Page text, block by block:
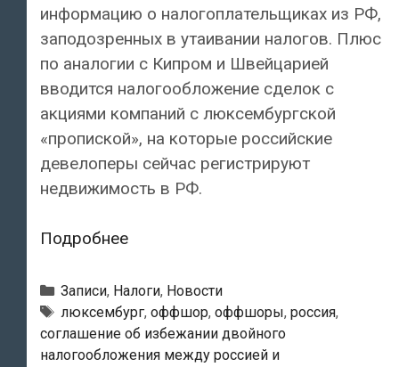
информацию о налогоплательщиках из РФ,
заподозренных в утаивании налогов. Плюс
по аналогии с Кипром и Швейцарией
вводится налогообложение сделок с
акциями компаний с люксембургской
«пропиской», на которые российские
девелоперы сейчас регистрируют
недвижимость в РФ.
ПодробнееРатифицировано
соглашение
между
Россией
и
Рубрики
Записи, Налоги, Новости
Метки
люксембург, оффшор, оффшоры, россия,
соглашение об избежании двойного
налогообложения между россией и